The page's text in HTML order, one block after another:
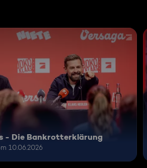
- Die Bankrotterklärung
10.06.2026